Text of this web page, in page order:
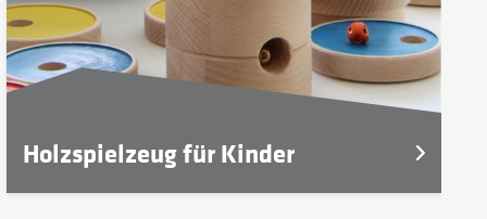
Holzspielzeug für Kinder